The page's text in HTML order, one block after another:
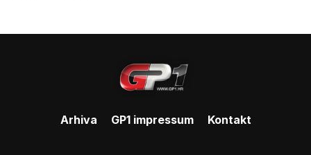
Arhiva GP1 impressum Kontakt